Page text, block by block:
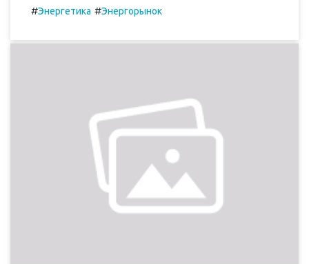
#Энергетика #Энергорынок